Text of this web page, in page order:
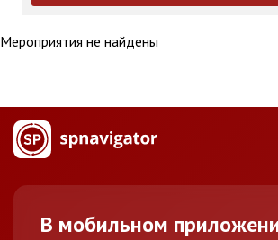
Мероприятия не найдены
В мобильном